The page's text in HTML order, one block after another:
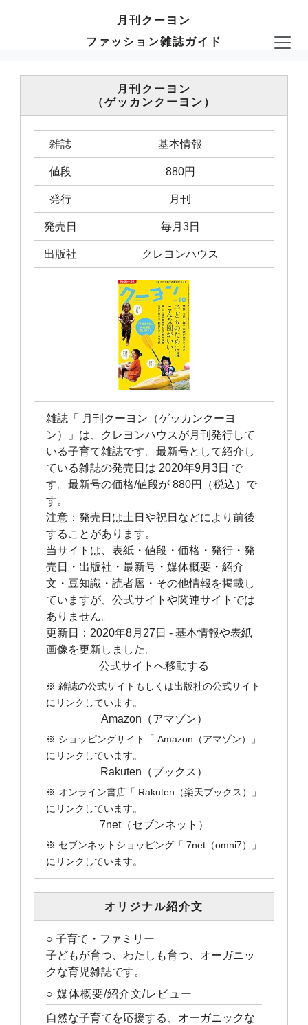
月刊クーヨン
ファッション雑誌ガイド
月刊クーヨン
（ゲッカンクーヨン）
雑誌 基本情報
値段 880円
発行 月刊
発売日 毎月3日
出版社 クレヨンハウス
雑誌「 月刊クーヨン（ゲッカンクーヨ
ン）」は、クレヨンハウスが月刊発行して
いる子育て雑誌です。最新号として紹介し
ている雑誌の発売日は 2020年9月3日 で
す。最新号の価格/値段が 880円（税込）で
す。
注意：発売日は土日や祝日などにより前後
することがあります。
当サイトは、表紙・値段・価格・発行・発
売日・出版社・最新号・媒体概要・紹介
文・豆知識・読者層・その他情報を掲載し
ていますが、公式サイトや関連サイトでは
ありません。
更新日： 2020年8月27日 - 基本情報や表紙
画像を更新しました。
公式サイトへ移動する
※ 雑誌の公式サイトもしくは出版社の公式サイト
にリンクしています。
Amazon（アマゾン）
※ ショッピングサイト「 Amazon（アマゾン）」
にリンクしています。
Rakuten（ブックス）
※ オンライン書店「 Rakuten（楽天ブックス）」
にリンクしています。
7net（セブンネット）
※ セブンネットショッピング「 7net（omni7）」
にリンクしています。
オリジナル紹介文
○ 子育て・ファミリー
子どもが育つ、わたしも育つ、オーガニッ
クな育児雑誌です。
○ 媒体概要/紹介文/レビュー
自然な子育てを応援する、オーガニックな